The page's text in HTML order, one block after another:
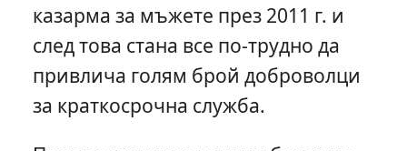
казарма за мъжете през 2011 г. и
след това стана все по-трудно да
привлича голям брой доброволци
за краткосрочна служба.